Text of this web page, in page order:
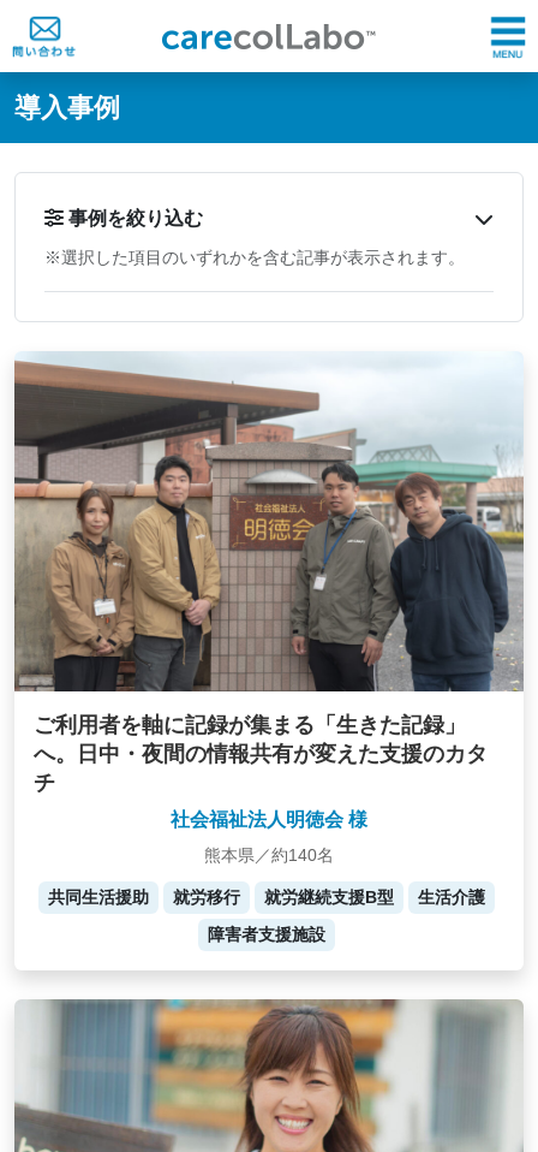
@ -0,0 +1,60 @@
導入事例
事例を絞り込む
※選択した項目のいずれかを含む記事が表示されます。
ご利用者を軸に記録が集まる「生きた記録」
へ。日中・夜間の情報共有が変えた支援のカタ
チ
社会福祉法人明徳会 様
熊本県／約140名
共同生活援助 就労移行 就労継続支援B型
生活介護
障害者支援施設